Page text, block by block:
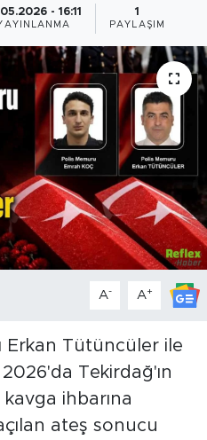
- 16:11 1
PAYLAŞIM
A- A+
Erkan Tütüncüler ile
2026'da Tekirdağ'ın
ihbarına
ateş sonucu